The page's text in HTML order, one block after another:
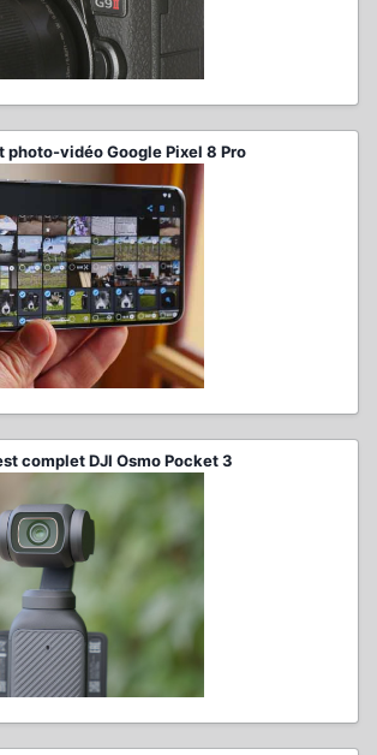
photo-vidéo Google Pixel 8 Pro
complet DJI Osmo Pocket 3